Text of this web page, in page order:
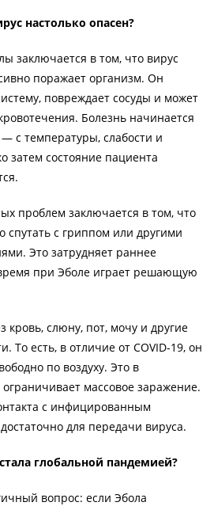
настолько опасен?
заключается в том, что вирус
поражает организм. Он
повреждает сосуды и может
Болезнь начинается
с температуры, слабости и
затем состояние пациента
проблем заключается в том, что
спутать с гриппом или другими
Это затрудняет раннее
при Эболе играет решающую
кровь, слюну, пот, мочу и другие
То есть, в отличие от COVID-19, он
по воздуху. Это в
массовое заражение.
с инфицированным
для передачи вируса.
глобальной пандемией?
вопрос: если Эбола